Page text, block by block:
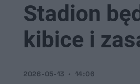
Stadion
kibice i
2026-05-13 14:06